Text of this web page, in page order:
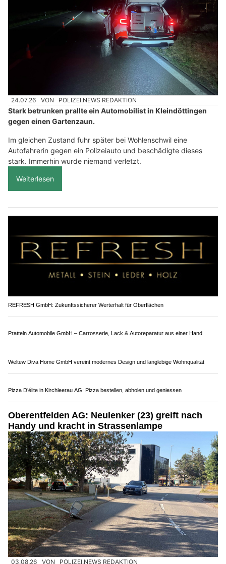
Fussdienst.ch: Fusspflege ohne Anfahrt – mobil in Olten SO und Umgebung
R.Witzgall Trockenbau & Holz Design setzt neue Standards in Basel
Erthermo Swiss GmbH – Ihr Partner für Dämmung, Fassaden und Innenausbau
Kleindöttingen/Wohlenschwil AG: Betrunkene
rammen Zaun und Polizeiauto
24.07.26 VON POLIZEI.NEWS REDAKTION
Stark betrunken prallte ein Automobilist in Kleindöttingen
Im gleichen Zustand fuhr später bei Wohlenschwil eine
stark. Immerhin wurde niemand verletzt.
REFRESH GmbH: Zukunftssicherer Werterhalt für Oberflächen
Pratteln Automobile GmbH – Carrosserie, Lack & Autoreparatur aus einer Hand